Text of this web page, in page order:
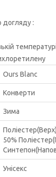
догляду :
температурі
Ours Blanc
Конверти
Зима
50%
Унісекс